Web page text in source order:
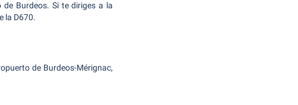
de Burdeos. Si te diriges a la
la D670.
de Burdeos-Mérignac,